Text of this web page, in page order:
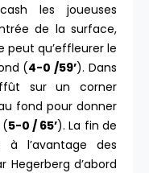
les joueuses
de la surface,
peut qu’effleurer le
(4-0 /59’). Dans
sur un corner
fond pour donner
(5-0 / 65’). La fin de
l’avantage des
Hegerberg d’abord